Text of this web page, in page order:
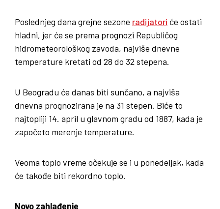
Poslednjeg dana grejne sezone radijatori će ostati
hladni, jer će se prema prognozi Republičog
hidrometeorološkog zavoda, najviše dnevne
temperature kretati od 28 do 32 stepena.
U Beogradu će danas biti sunčano, a najviša
dnevna prognozirana je na 31 stepen. Biće to
najtopliji 14. april u glavnom gradu od 1887, kada je
započeto merenje temperature.
Veoma toplo vreme očekuje se i u ponedeljak, kada
će takođe biti rekordno toplo.
Novo zahlađenje